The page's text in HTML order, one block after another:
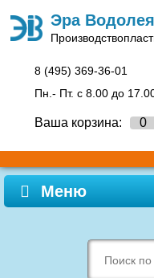
Эра Водолея
Производство
8 (495) 369-36-01
Пн.- Пт. c 8.00 до
Ваша корзина: 0
Меню